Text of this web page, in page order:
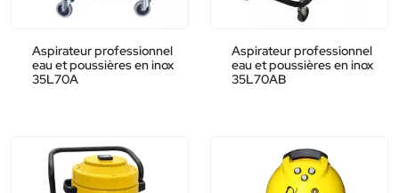
Aspirateur professionnel
eau et poussières en inox
35L70A
Aspirateur professionnel
eau et poussières en inox
35L70AB